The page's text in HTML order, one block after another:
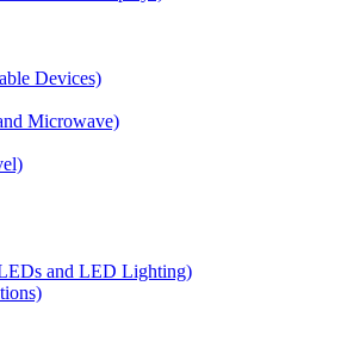
Devices)
Microwave)
and LED Lighting)